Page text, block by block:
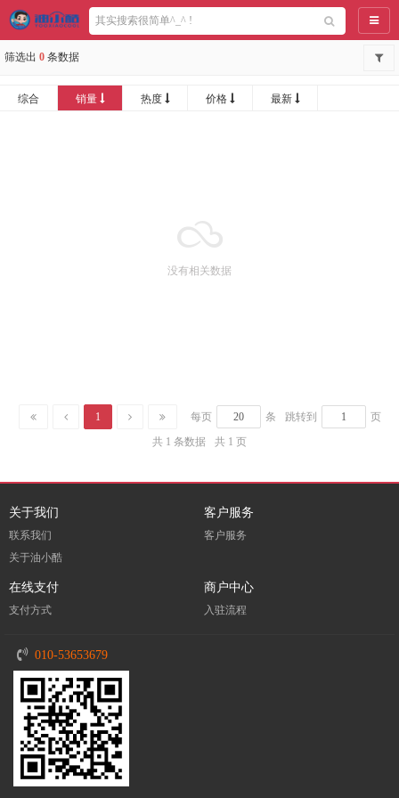
导航
筛选出 0 条数据
综合 销量 热度 价格 最新
没有相关数据
1 每页 条 跳转到
页
共 1 条数据
共 1 页
关于我们
联系我们
关于油小酷
客户服务
客户服务
在线支付
支付方式
商户中心
入驻流程
010-53653679